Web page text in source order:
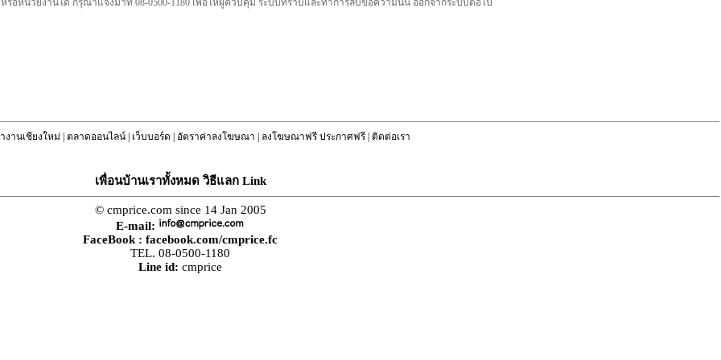
รือหน่วยงานใด กรุณาแจ้งมาที่ 08-0500-1180 เพื่อให้ผู้ควบคุม ระบบทราบและทำการลบข้อความนั้น ออกจากระบบต่อไป
งานเชียงใหม่ | ตลาดออนไลน์| เว็บบอร์ด | อัตราค่าลงโฆษณา | ลงโฆษณาฟรี ประกาศฟรี| ติดต่อเรา
เพื่อนบ้านเราทั้งหมด วิธีแลก Link
© cmprice.com since 14 Jan 2005
E-mail:
FaceBook : facebook.com/cmprice.fc
TEL. 08-0500-1180
Line id: cmprice